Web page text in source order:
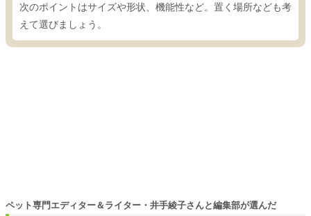
次のポイントはサイズや形状、機能性など。置く場所なども考
えて選びましょう。
ペット専門エディター＆ライター・井手綾子さんと編集部が選んだ